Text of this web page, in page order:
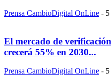
Prensa CambioDigital OnLine -
El mercado de
crecerá 55% en 2030...
Prensa CambioDigital OnLine -